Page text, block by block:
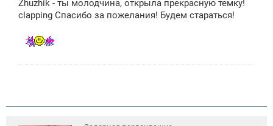
б
щ
и
е
Zhuzhik - ты молодчина, открыла прекрасную темку!
clapping Спасибо за пожелания! Будем стараться!